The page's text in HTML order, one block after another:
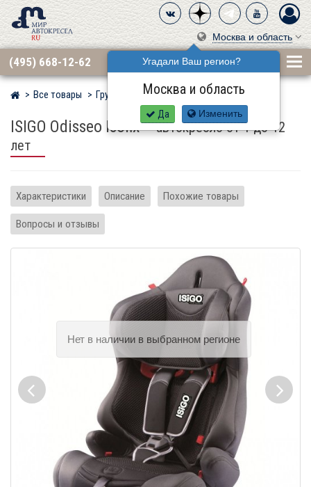
Москва и область
Угадали Ваш регион?
Москва и область
Да Изменить
(495) 668-12-62
Мир детских автокресел
Все товары Группа 1·2·3 (9–36 кг) ISIGO
ISIGO Odisseo Isofix–автокресло от 1 до 12
лет
Характеристики Описание Похожие товары
Вопросы и отзывы